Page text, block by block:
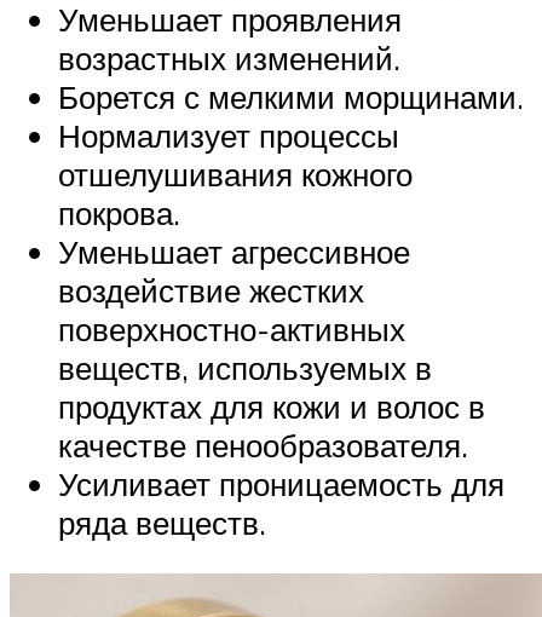
Уменьшает проявления
возрастных изменений.
Борется с мелкими морщинами.
Нормализует процессы
отшелушивания кожного
покрова.
Уменьшает агрессивное
воздействие жестких
поверхностно-активных
веществ, используемых в
продуктах для кожи и волос в
качестве пенообразователя.
Усиливает проницаемость для
ряда веществ.